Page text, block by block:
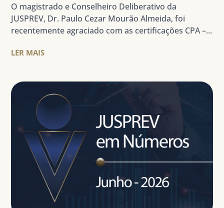
O magistrado e Conselheiro Deliberativo da
JUSPREV, Dr. Paulo Cezar Mourão Almeida, foi
recentemente agraciado com as certificações CPA –...
LER MAIS